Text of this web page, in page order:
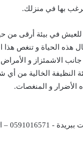
بها في منزلك.
للعيش في بيئة أرقى من
هذه الحياة و تنغص
الاشمئزاز و
النظيفة الخالية
الأضرار و المنغصات.